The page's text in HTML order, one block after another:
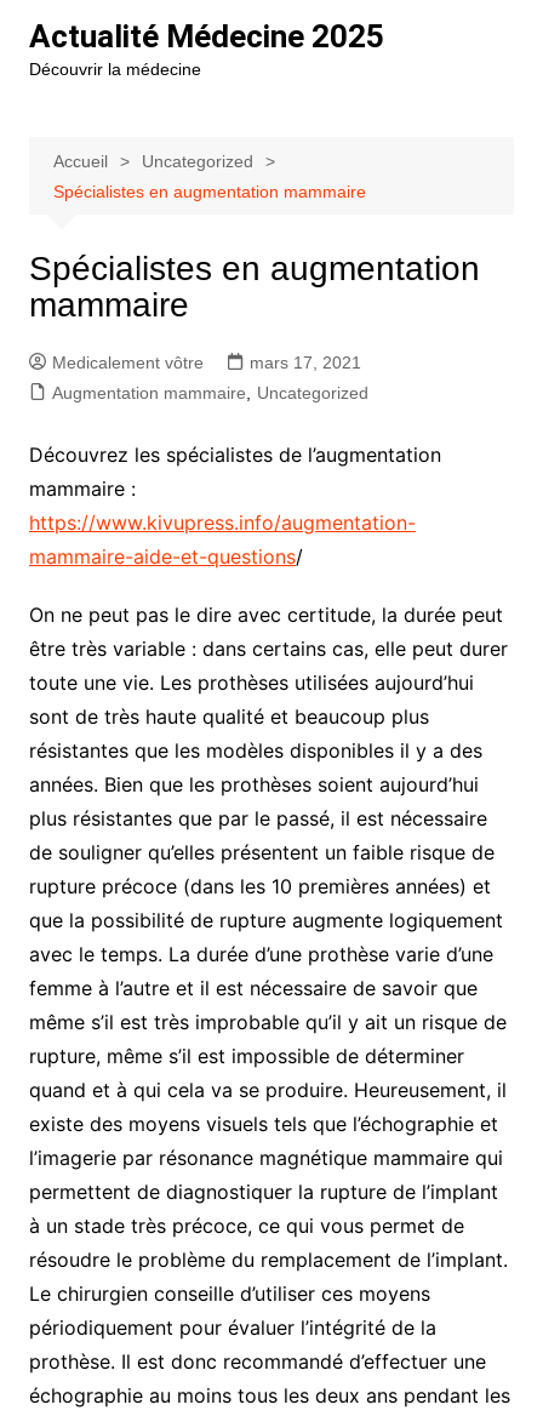
contenu
Actualité Médecine 2025
Découvrir la médecine
Accueil
Uncategorized
Spécialistes en augmentation mammaire
Spécialistes en augmentation
mammaire
Medicalement vôtre
mars 17, 2021
Augmentation mammaire
Uncategorized
Découvrez les spécialistes de l’augmentation
mammaire :
https://www.kivupress.info/augmentation-
mammaire-aide-et-questions/
On ne peut pas le dire avec certitude, la durée peut
être très variable : dans certains cas, elle peut durer
toute une vie. Les prothèses utilisées aujourd’hui
sont de très haute qualité et beaucoup plus
résistantes que les modèles disponibles il y a des
années. Bien que les prothèses soient aujourd’hui
plus résistantes que par le passé, il est nécessaire
de souligner qu’elles présentent un faible risque de
rupture précoce (dans les 10 premières années) et
que la possibilité de rupture augmente logiquement
avec le temps. La durée d’une prothèse varie d’une
femme à l’autre et il est nécessaire de savoir que
même s’il est très improbable qu’il y ait un risque de
rupture, même s’il est impossible de déterminer
quand et à qui cela va se produire. Heureusement, il
existe des moyens visuels tels que l’échographie et
l’imagerie par résonance magnétique mammaire qui
permettent de diagnostiquer la rupture de l’implant
à un stade très précoce, ce qui vous permet de
résoudre le problème du remplacement de l’implant.
Le chirurgien conseille d’utiliser ces moyens
périodiquement pour évaluer l’intégrité de la
prothèse. Il est donc recommandé d’effectuer une
échographie au moins tous les deux ans pendant les